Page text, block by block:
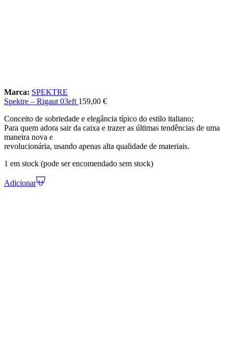
Marca: SPEKTRE
Spektre – Rigaut 03eft 159,00 €
Conceito de sobriedade e elegância típico do estilo italiano;
Para quem adora sair da caixa e trazer as últimas tendências de uma
maneira nova e
revolucionária, usando apenas alta qualidade de materiais.
1 em stock (pode ser encomendado sem stock)
Adicionar